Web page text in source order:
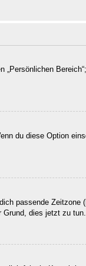
du diese Option
passende Zeitzone
dies jetzt zu tun.